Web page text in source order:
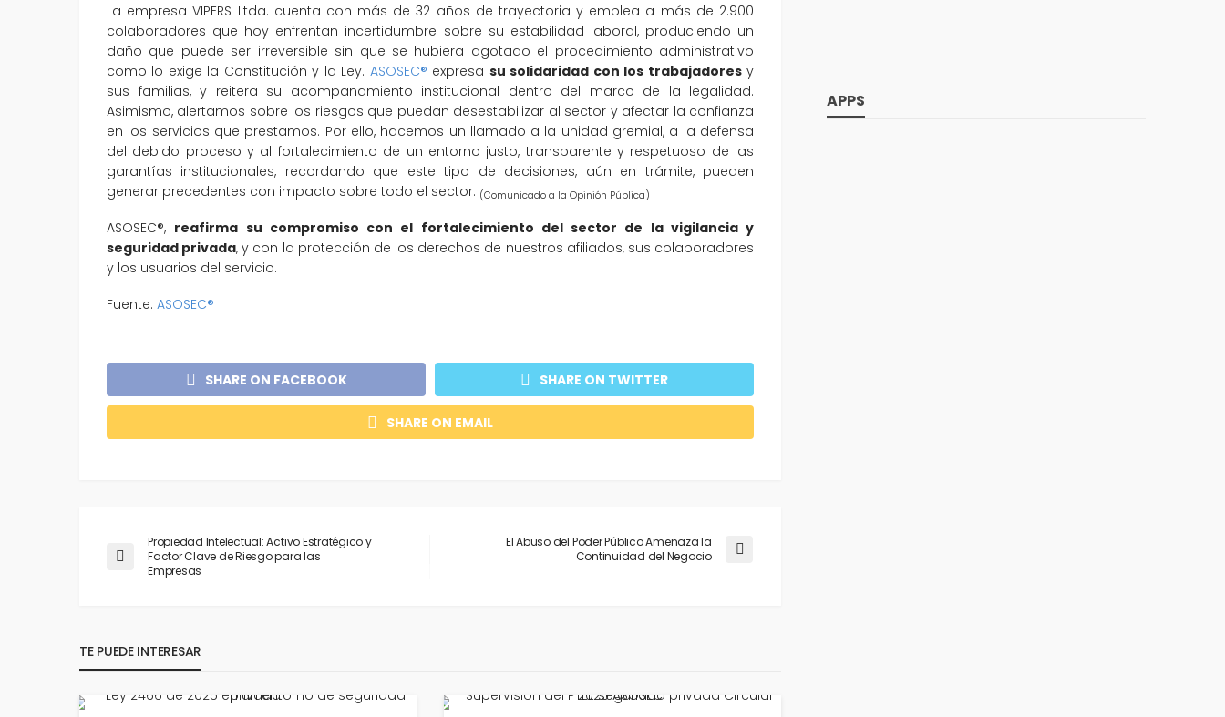
La empresa VIPERS Ltda. cuenta con más de 32 años de trayectoria y emplea a más de 2.900
colaboradores que hoy enfrentan incertidumbre sobre su estabilidad laboral, produciendo un
daño que puede ser irreversible sin que se hubiera agotado el procedimiento administrativo
como lo exige la Constitución y la Ley. ASOSEC® expresa su solidaridad con los trabajadoresy
sus familias, y reitera su acompañamiento institucional dentro del marco de la legalidad.
Asimismo, alertamos sobre los riesgos que puedan desestabilizar al sector y afectar la confianza
en los servicios que prestamos. Por ello, hacemos un llamado a la unidad gremial, a la defensa
del debido proceso y al fortalecimiento de un entorno justo, transparente y respetuoso de las
garantías institucionales, recordando que este tipo de decisiones, aún en trámite, pueden
generar precedentes con impacto sobre todo el sector. (Comunicado a la Opinión Pública)
ASOSEC®, reafirma su compromiso con el fortalecimiento del sector de la vigilancia y
seguridad privada, y con la protección de los derechos de nuestros afiliados, sus colaboradores
y los usuarios del servicio.
Fuente. ASOSEC®
SHARE ON FACEBOOK SHARE ON TWITTER
SHARE ON EMAIL
Propiedad Intelectual: Activo Estratégico y
Factor Clave de Riesgo para las
Empresas
El Abuso del Poder Público Amenaza la
Continuidad del Negocio
TE PUEDE INTERESAR
APPS